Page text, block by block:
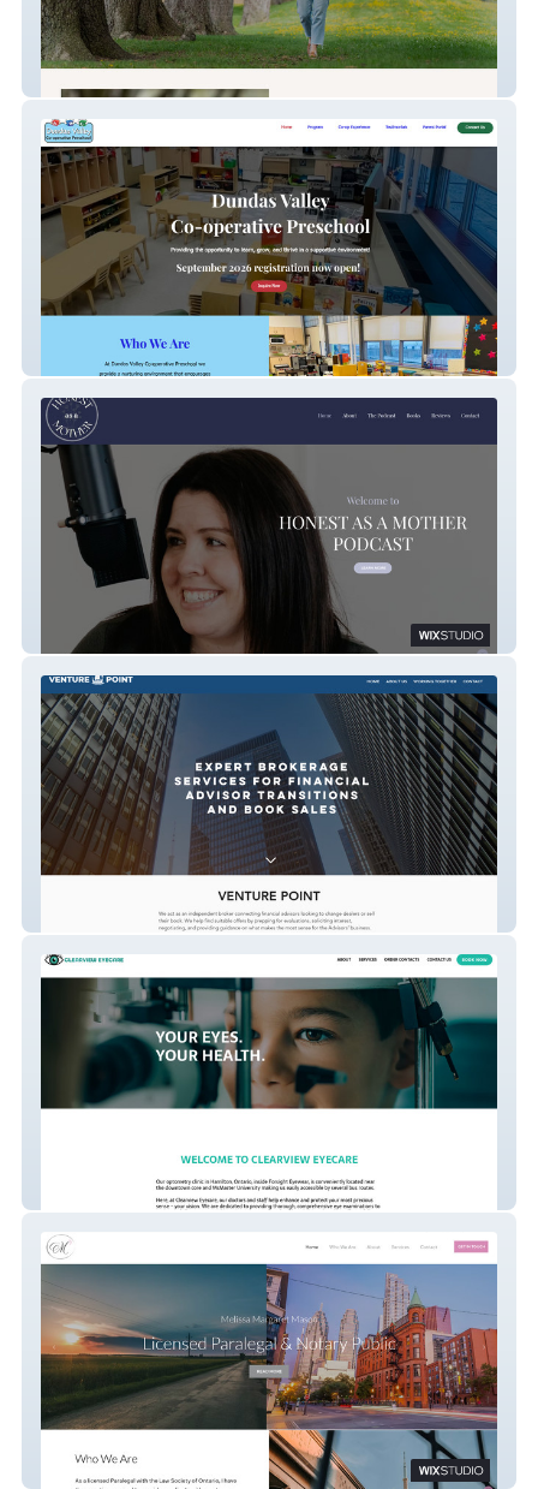
Dundas Preschool
Honest as a Mother
Clearview Eyecare
Paralegal Uxbridge